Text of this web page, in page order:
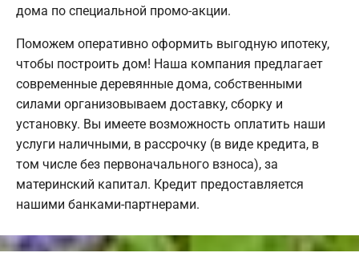
дома по специальной промо-акции.
Поможем оперативно оформить выгодную ипотеку,
чтобы построить дом! Наша компания предлагает
современные деревянные дома, собственными
силами организовываем доставку, сборку и
установку. Вы имеете возможность оплатить наши
услуги наличными, в рассрочку (в виде кредита, в
том числе без первоначального взноса), за
материнский капитал. Кредит предоставляется
нашими банками-партнерами.